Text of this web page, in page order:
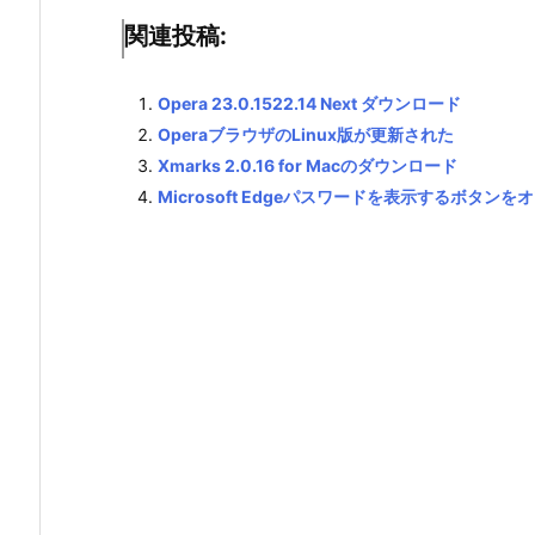
関連投稿:
Opera 23.0.1522.14 Next ダウンロード
OperaブラウザのLinux版が更新された
Xmarks 2.0.16 for Macのダウンロード
Microsoft Edgeパスワードを表示するボタンを